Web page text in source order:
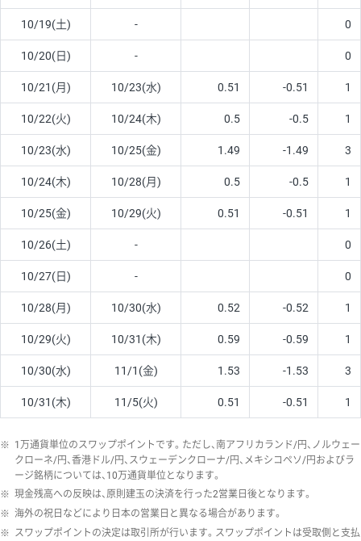
10/19(土) - 0
10/20(日) - 0
10/21(月) 10/23(水) 0.51 -0.51 1
10/22(火) 10/24(木) 0.5 -0.5 1
10/23(水) 10/25(金) 1.49 -1.49 3
10/24(木) 10/28(月) 0.5 -0.5 1
10/25(金) 10/29(火) 0.51 -0.51 1
10/26(土) - 0
10/27(日) - 0
10/28(月) 10/30(水) 0.52 -0.52 1
10/29(火) 10/31(木) 0.59 -0.59 1
10/30(水) 11/1(金) 1.53 -1.53 3
10/31(木) 11/5(火) 0.51 -0.51 1
※ 1万通貨単位のスワップポイントです。ただし、南アフリカランド/円、ノルウェー
クローネ/円、香港ドル/円、スウェーデンクローナ/円、メキシコペソ/円およびラ
ージ銘柄については、10万通貨単位となります。
※ 現金残高への反映は、原則建玉の決済を行った2営業日後となります。
※ 海外の祝日などにより日本の営業日と異なる場合があります。
※ スワップポイントの決定は取引所が行います。スワップポイントは受取側と支払